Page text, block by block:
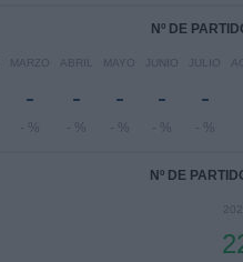
Nº DE
MARZO
-
- %
ABRIL
-
- %
MAYO
-
- %
JUNIO
-
- %
JULIO
-
- %
Nº DE